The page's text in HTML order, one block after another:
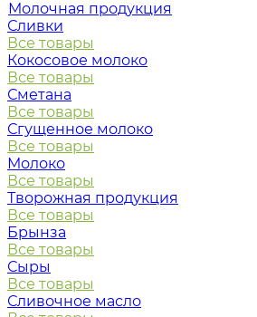
Молочная продукция
Сливки
Все товары
Кокосовое молоко
Все товары
Сметана
Все товары
Сгущенное молоко
Все товары
Молоко
Все товары
Творожная продукция
Все товары
Брынза
Все товары
Сыры
Все товары
Сливочное масло